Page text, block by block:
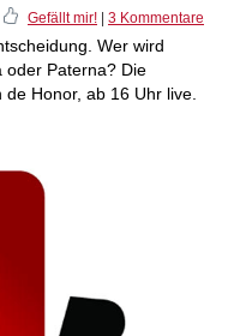
Gefällt mir! 3 Kommentare
Wer wird
oder Paterna? Die
Honor, ab 16 Uhr live.